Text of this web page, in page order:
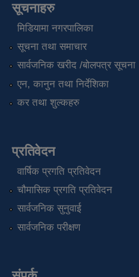
सूचनाहरु
मिडियामा नगरपालिका
सूचना तथा समाचार
सार्वजनिक खरीद /बोलपत्र सूचना
एन, कानुन तथा निर्देशिका
कर तथा शुल्कहरु
प्रतिवेदन
वार्षिक प्रगति प्रतिवेदन
चौमासिक प्रगति प्रतिवेदन
सार्वजनिक सुनुवाई
सार्वजनिक परीक्षण